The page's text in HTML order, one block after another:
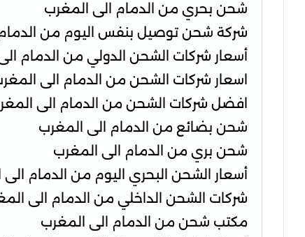
شحن بحري من الدمام الى المغرب
شركة شحن توصيل بنفس اليوم من
أسعار شركات الشحن الدولي من الدمام
اسعار شركات الشحن من الدمام الى
افضل شركات الشحن من الدمام الى
شحن بضائع من الدمام الى المغرب
شحن بري من الدمام الى المغرب
أسعار الشحن البحري اليوم من الدمام
شركات الشحن الداخلي من الدمام الى
مكتب شحن من الدمام الى المغرب